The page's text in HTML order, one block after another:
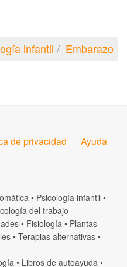
infantil Embarazo
de privacidad
Ayuda
• Psicología infantil •
del trabajo
• Fisiología • Plantas
• Terapias alternativas •
• Libros de autoayuda •